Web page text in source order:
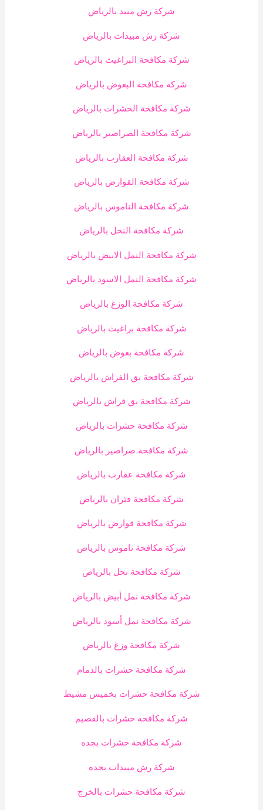
شركة رش مبيد بالرياض
شركة رش مبيدات بالرياض
شركة مكافحة البراغيث بالرياض
شركة مكافحة البعوض بالرياض
شركة مكافحة الحشرات بالرياض
شركة مكافحة الصراصير بالرياض
شركة مكافحة العقارب بالرياض
شركة مكافحة القوارض بالرياض
شركة مكافحة الناموس بالرياض
شركة مكافحة النحل بالرياض
شركة مكافحة النمل الابيض بالرياض
شركة مكافحة النمل الاسود بالرياض
شركة مكافحة الوزغ بالرياض
شركة مكافحة براغيث بالرياض
شركة مكافحة بعوض بالرياض
شركة مكافحة بق الفراش بالرياض
شركة مكافحة بق فراش بالرياض
شركة مكافحة حشرات بالرياض
شركة مكافحة صراصير بالرياض
شركة مكافحة عقارب بالرياض
شركة مكافحة فئران بالرياض
شركة مكافحة قوارض بالرياض
شركة مكافحة ناموس بالرياض
شركة مكافحة نحل بالرياض
شركة مكافحة نمل أبيض بالرياض
شركة مكافحة نمل أسود بالرياض
شركة مكافحة وزغ بالرياض
شركة مكافحة حشرات بالدمام
شركة مكافحة حشرات بخميس مشيط
شركة مكافحة حشرات بالقصيم
شركة مكافحة حشرات بجده
شركة رش مبيدات بجده
شركة مكافحة حشرات بالخرج